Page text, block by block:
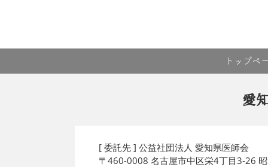
トップペ
愛
[ 委託先 ] 公益社団法人 愛知県医師会
〒460-0008 名古屋市中区栄4丁目3-26